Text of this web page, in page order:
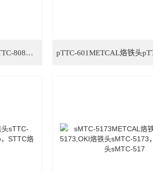
pTTC-808BMETCAL烙铁头pTTC-808B,OKI烙铁头pTTC-808B，STTC烙铁头pTTC-808